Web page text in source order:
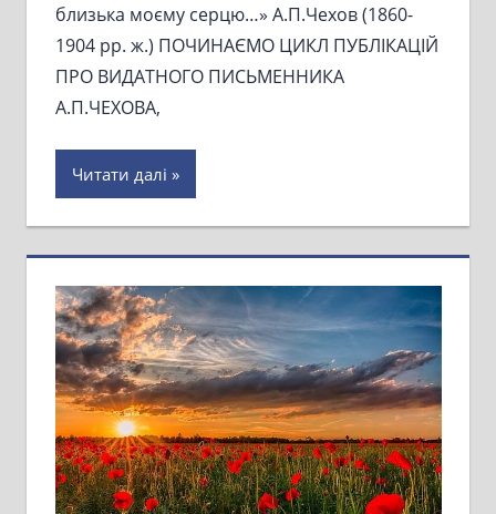
близька моєму серцю…» А.П.Чехов (1860-
1904 рр. ж.) ПОЧИНАЄМО ЦИКЛ ПУБЛІКАЦІЙ
ПРО ВИДАТНОГО ПИСЬМЕННИКА
А.П.ЧЕХОВА,
Читати далі